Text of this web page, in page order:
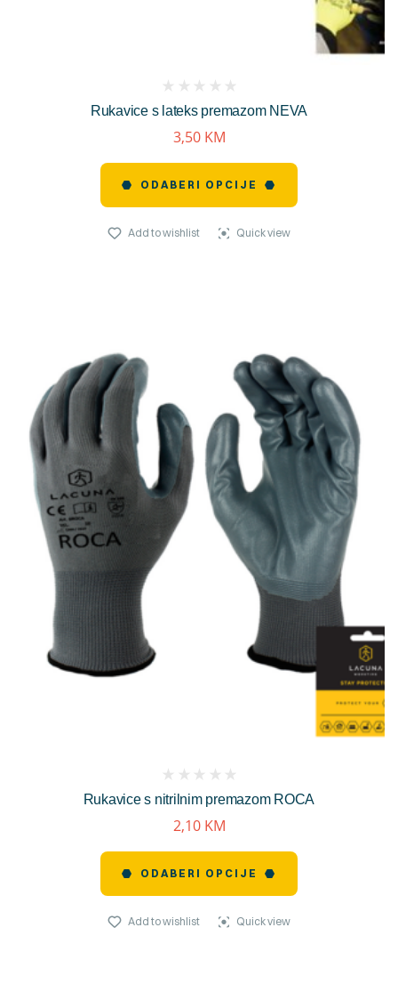
Rukavice s lateks premazom NEVA
reviews)
3,50 KM
ODABERI OPCIJE
Add to wishlist Quick view
Rukavice s nitrilnim premazom ROCA
reviews)
2,10 KM
ODABERI OPCIJE
Add to wishlist Quick view